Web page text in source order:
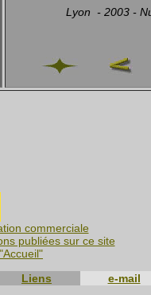
Lyon - 2003 -
commerciale
publiées sur ce site
Liens e-mail